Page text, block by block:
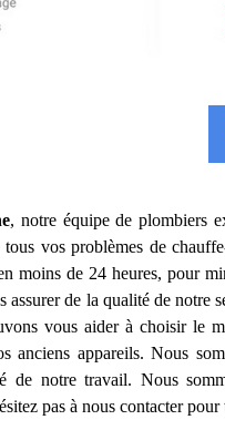
, notre équipe de plombiers
vos problèmes de
moins de 24 heures, pour
assurer de la qualité de
vous aider à choisir le
anciens appareils. Nous
de notre travail. Nous
pas à nous contacter